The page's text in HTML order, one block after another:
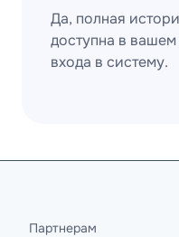
Да, полная
доступна в
входа в систему.
Партнерам